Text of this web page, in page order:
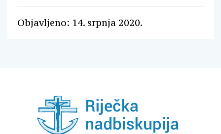
Objavljeno: 14. srpnja 2020.